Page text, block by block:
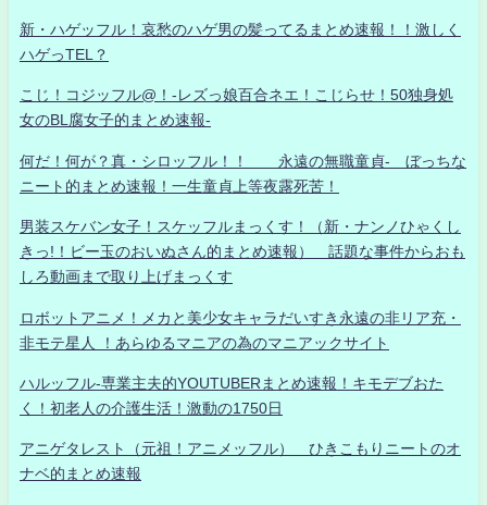
新・ハゲッフル！哀愁のハゲ男の髪ってるまとめ速報！！激しく
ハゲっTEL？
こじ！コジッフル@！-レズっ娘百合ネエ！こじらせ！50独身処
女のBL腐女子的まとめ速報-
何だ！何が？真・シロッフル！！ 永遠の無職童貞- ぼっちな
ニート的まとめ速報！一生童貞上等夜露死苦！
男装スケバン女子！スケッフルまっくす！（新・ナンノひゃくし
きっ!！ビー玉のおいぬさん的まとめ速報） 話題な事件からおも
しろ動画まで取り上げまっくす
ロボットアニメ！メカと美少女キャラだいすき永遠の非リア充・
非モテ星人 ！あらゆるマニアの為のマニアックサイト
ハルッフル-専業主夫的YOUTUBERまとめ速報！キモデブおた
く！初老人の介護生活！激動の1750日
アニゲタレスト（元祖！アニメッフル） ひきこもりニートのオ
ナベ的まとめ速報